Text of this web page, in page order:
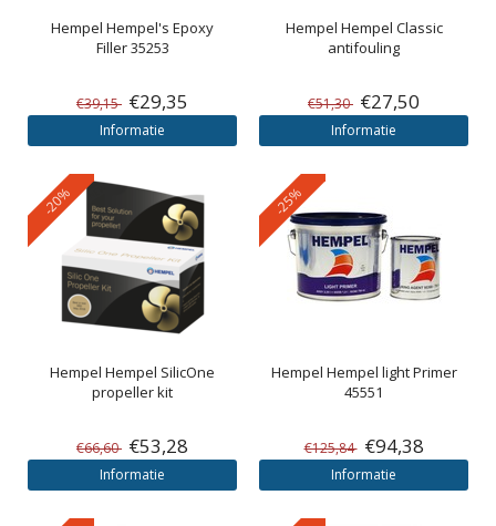
Hempel Hempel's Epoxy
Filler 35253
€39,15 €29,35
Informatie
Hempel Hempel Classic
antifouling
€51,30 €27,50
Informatie
-20%
Hempel Hempel SilicOne
propeller kit
€66,60 €53,28
Informatie
-25%
Hempel Hempel light Primer
45551
€125,84 €94,38
Informatie